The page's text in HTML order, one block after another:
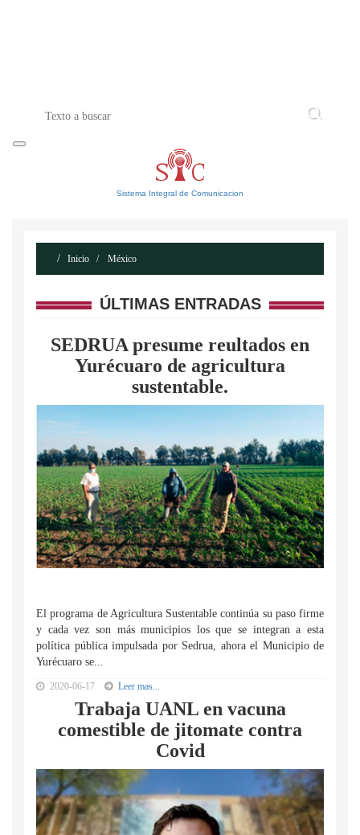
Sistema Integral de Comunicacion
Inicio México
ÚLTIMAS ENTRADAS
SEDRUA presume reultados en
Yurécuaro de agricultura
sustentable.
El programa de Agricultura Sustentable continúa su paso firme
y cada vez son más municipios los que se integran a esta
política pública impulsada por Sedrua, ahora el Municipio de
Yurécuaro se...
2020-06-17 Leer mas...
Trabaja UANL en vacuna
comestible de jitomate contra
Covid